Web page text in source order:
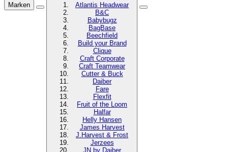
Marken
Atlantis Headwear
B&C
Babybugz
BagBase
Beechfield
Build your Brand
Clique
Craft Corporate
Craft Teamwear
Cutter & Buck
Daiber
Fare
Flexfit
Fruit of the Loom
Halfar
Helly Hansen
James Harvest
J.Harvest & Frost
Jerzees
JN by Daiber